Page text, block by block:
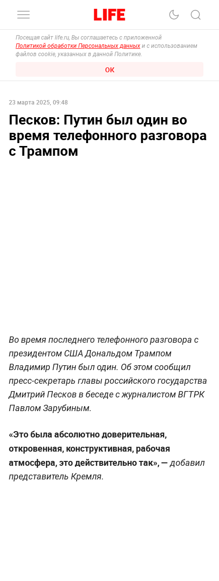
Посещая сайт life.ru, Вы соглашаетесь с приложенной
Политикой обработки Персональных данных и с использованием
файлов cookie, указанных в данной Политике.
ОК
23 марта 2025, 09:48
Песков: Путин был один во
время телефонного разговора
с Трампом
Во время последнего телефонного разговора с
президентом США Дональдом Трампом
Владимир Путин был один. Об этом сообщил
пресс-секретарь главы российского государства
Дмитрий Песков в беседе с журналистом ВГТРК
Павлом Зарубиным.
«Это была абсолютно доверительная,
откровенная, конструктивная, рабочая
атмосфера, это действительно так», — добавил
представитель Кремля.